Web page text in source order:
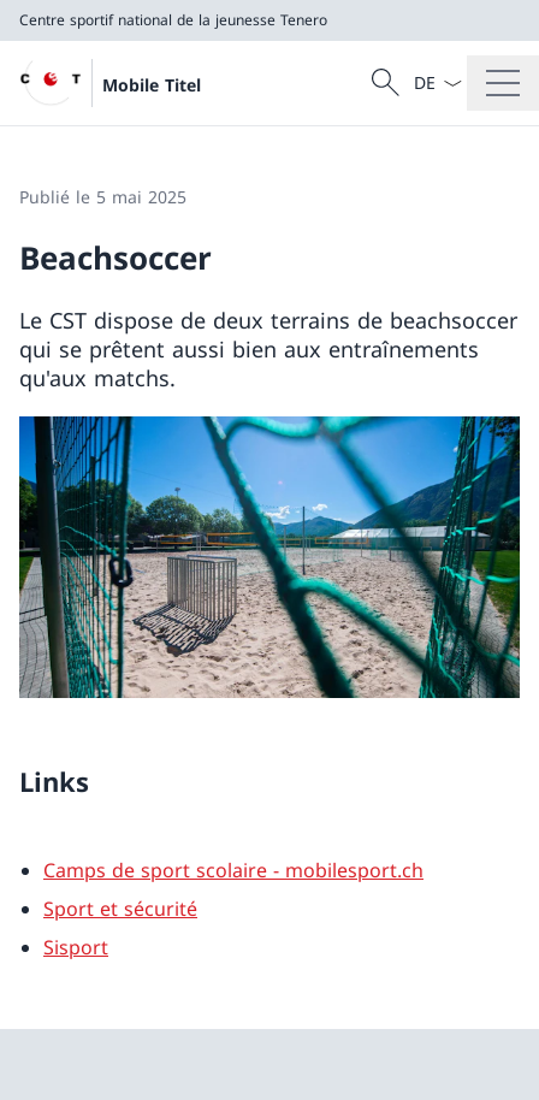
Centre sportif national de la jeunesse Tenero
Mobile Titel
Recherche
Recherche
La langue
Publié le 5 mai 2025
Beachsoccer
Le CST dispose de deux terrains de beachsoccer
qui se prêtent aussi bien aux entraînements
qu'aux matchs.
Links
Camps de sport scolaire - mobilesport.ch
Sport et sécurité
Sisport